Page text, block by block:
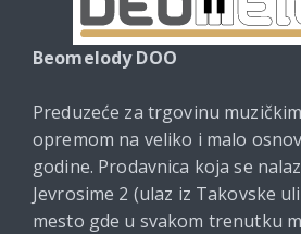
Beomelody DOO
Preduzeće za trgovinu
opremom na veliko i malo
godine. Prodavnica koja se
Jevrosime 2 (ulaz iz Takovske
mesto gde u svakom trenutku